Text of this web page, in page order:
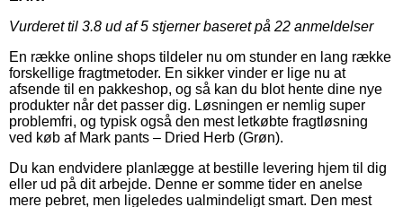
Vurderet til 3.8 ud af 5 stjerner baseret på 22 anmeldelser
En række online shops tildeler nu om stunder en lang række
forskellige fragtmetoder. En sikker vinder er lige nu at
afsende til en pakkeshop, og så kan du blot hente dine nye
produkter når det passer dig. Løsningen er nemlig super
problemfri, og typisk også den mest letkøbte fragtløsning
ved køb af Mark pants – Dried Herb (Grøn).
Du kan endvidere planlægge at bestille levering hjem til dig
eller ud på dit arbejde. Denne er somme tider en anelse
mere pebret, men ligeledes ualmindeligt smart. Den mest